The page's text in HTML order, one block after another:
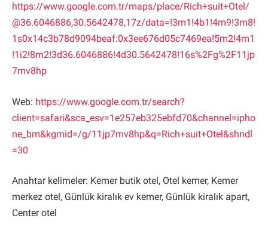
https://www.google.com.tr/maps/place/Rich+suit+Otel/
@36.6046886,30.5642478,17z/data=!3m1!4b1!4m9!3m8!
1s0x14c3b78d9094beaf:0x3ee676d05c7469ea!5m2!4m1
!1i2!8m2!3d36.6046886!4d30.5642478!16s%2Fg%2F11jp
7mv8hp
Web: https://www.google.com.tr/search?
client=safari&sca_esv=1e257eb325ebfd70&channel=ipho
ne_bm&kgmid=/g/11jp7mv8hp&q=Rich+suit+Otel&shndl
=30
Anahtar kelimeler: Kemer butik otel, Otel kemer, Kemer
merkez otel, Günlük kiralık ev kemer, Günlük kiralık apart,
Center otel